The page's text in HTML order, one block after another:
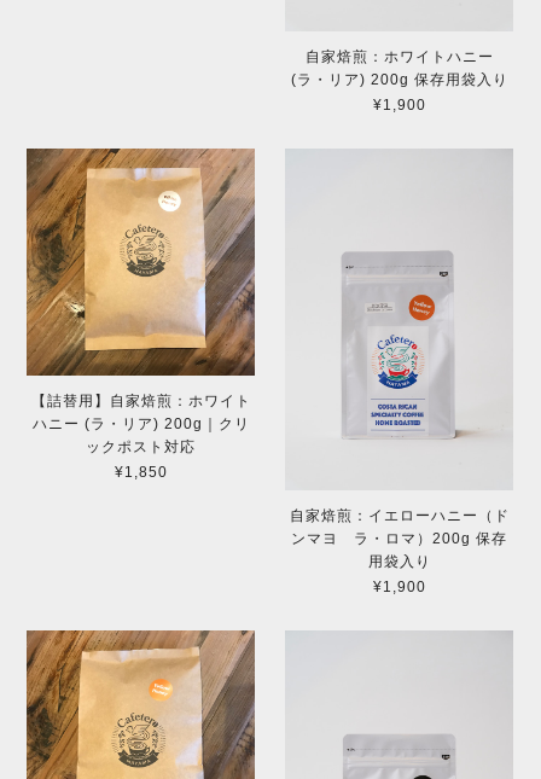
自家焙煎：ホワイトハニー
(ラ・リア) 200g 保存用袋入り
¥1,900
【詰替用】自家焙煎：ホワイト
ハニー (ラ・リア) 200g｜クリ
ックポスト対応
¥1,850
自家焙煎：イエローハニー（ド
ンマヨ ラ・ロマ）200g 保存
用袋入り
¥1,900